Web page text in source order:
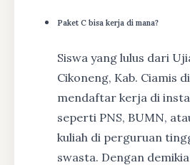
Paket C bisa kerja di mana?
Siswa yang lulus dari
Cikoneng, Kab. Ciamis
mendaftar kerja di
seperti PNS, BUMN,
kuliah di perguruan
swasta. Dengan